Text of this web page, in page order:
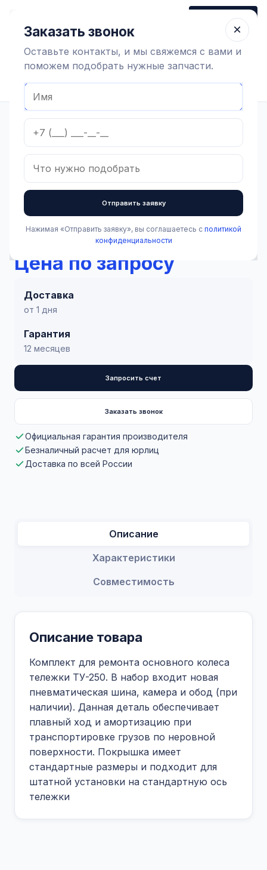
Заказать звонок
Покрышка колеса тележки ТУ-250 (с камерой), БЕЛАРУСЬ
Покрышка колеса
тележки ТУ-250 (с
камерой), БЕЛАРУСЬ
Цена по запросу
Доставка
от 1 дня
Гарантия
12 месяцев
Запросить счет
Заказать звонок
Официальная гарантия производителя
Безналичный расчет для юрлиц
Доставка по всей России
Описание
Характеристики
Совместимость
Описание товара
Комплект для ремонта основного колеса
тележки ТУ-250. В набор входит новая
пневматическая шина, камера и обод (при
наличии). Данная деталь обеспечивает
плавный ход и амортизацию при
транспортировке грузов по неровной
поверхности. Покрышка имеет
стандартные размеры и подходит для
штатной установки на стандартную ось
тележки
×
Заказать звонок
Оставьте контакты, и мы свяжемся с вами и
поможем подобрать нужные запчасти.
Отправить заявку
Нажимая «Отправить заявку», вы соглашаетесь с политикой
конфиденциальности